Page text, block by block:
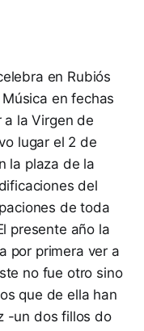
en Rubiós
en fechas
a la Virgen de
lugar el 2 de
la plaza de la
del
de toda
presente año la
por primera ver a
no fue otro sino
que de ella han
-un dos fillos do